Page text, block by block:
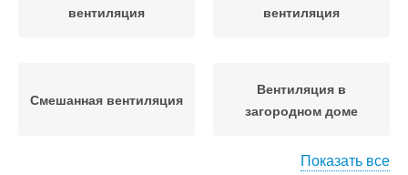
вентиляция
вентиляция
Смешанная вентиляция
Вентиляция в
загородном доме
Показать все